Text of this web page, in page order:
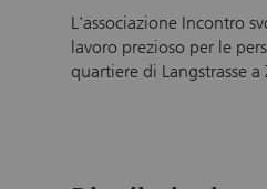
L'associazione Incontro
lavoro prezioso per le
quartiere di Langstrasse